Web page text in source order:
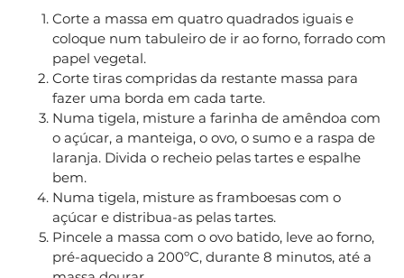
Corte a massa em quatro quadrados iguais e
coloque num tabuleiro de ir ao forno, forrado com
papel vegetal.
Corte tiras compridas da restante massa para
fazer uma borda em cada tarte.
Numa tigela, misture a farinha de amêndoa com
o açúcar, a manteiga, o ovo, o sumo e a raspa de
laranja. Divida o recheio pelas tartes e espalhe
bem.
Numa tigela, misture as framboesas com o
açúcar e distribua-as pelas tartes.
Pincele a massa com o ovo batido, leve ao forno,
pré-aquecido a 200ºC, durante 8 minutos, até a